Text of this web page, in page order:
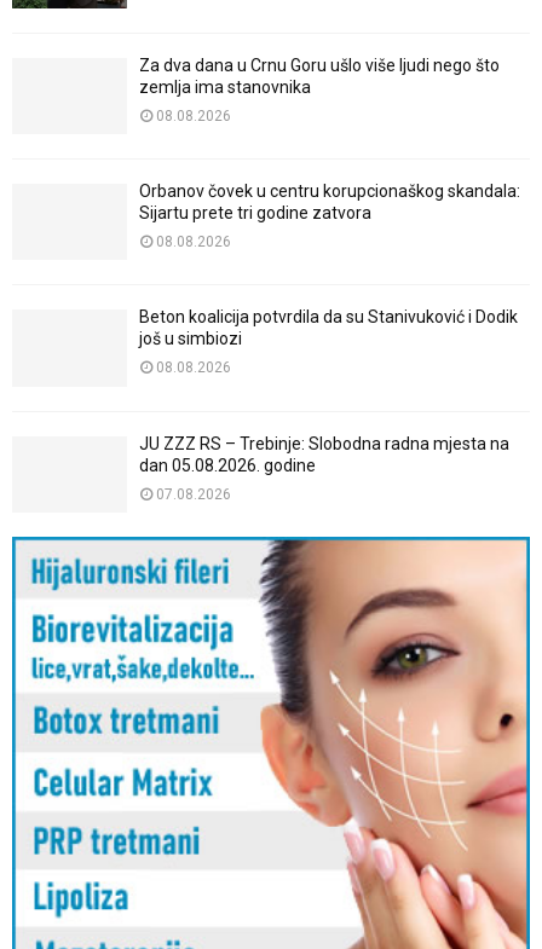
Za dva dana u Crnu Goru ušlo više ljudi nego što
zemlja ima stanovnika
08.08.2026
Orbanov čovek u centru korupcionaškog skandala:
Sijartu prete tri godine zatvora
08.08.2026
Beton koalicija potvrdila da su Stanivuković i Dodik
još u simbiozi
08.08.2026
JU ZZZ RS – Trebinje: Slobodna radna mjesta na
dan 05.08.2026. godine
07.08.2026